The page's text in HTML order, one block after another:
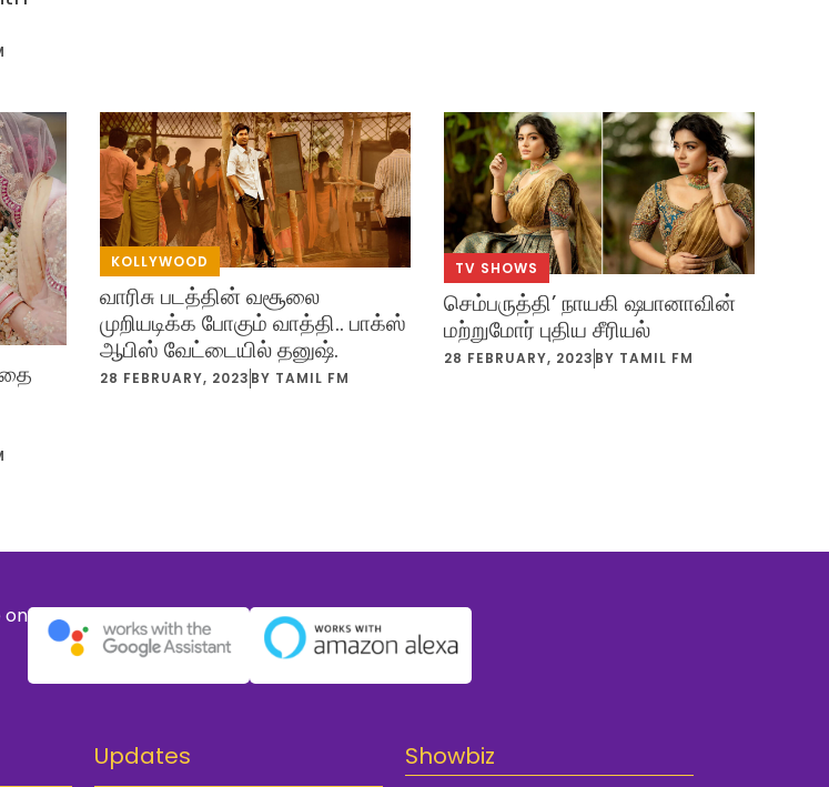
KOLLYWOOD
வாரிசு படத்தின் வசூலை
முறியடிக்க போகும் வாத்தி.. பாக்ஸ்
ஆபிஸ் வேட்டையில் தனுஷ்.
28 FEBRUARY, 2023 BY TAMIL FM
TV SHOWS
செம்பருத்தி’ நாயகி ஷபானாவின்
மற்றுமோர் புதிய சீரியல்
28 FEBRUARY, 2023 BY TAMIL FM
on
Updates Showbiz